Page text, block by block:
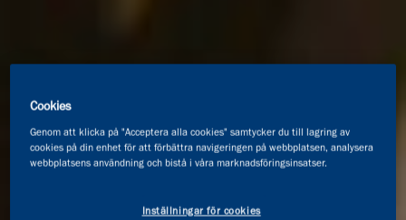
Cookies
Genom att klicka på "Acceptera alla cookies" samtycker du till lagring av
cookies på din enhet för att förbättra navigeringen på webbplatsen, analysera
webbplatsens användning och bistå i våra marknadsföringsinsatser.
Inställningar för cookies